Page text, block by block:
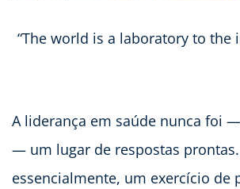
“The world is a laboratory to the
A liderança em saúde nunca foi
— um lugar de respostas prontas.
essencialmente, um exercício de